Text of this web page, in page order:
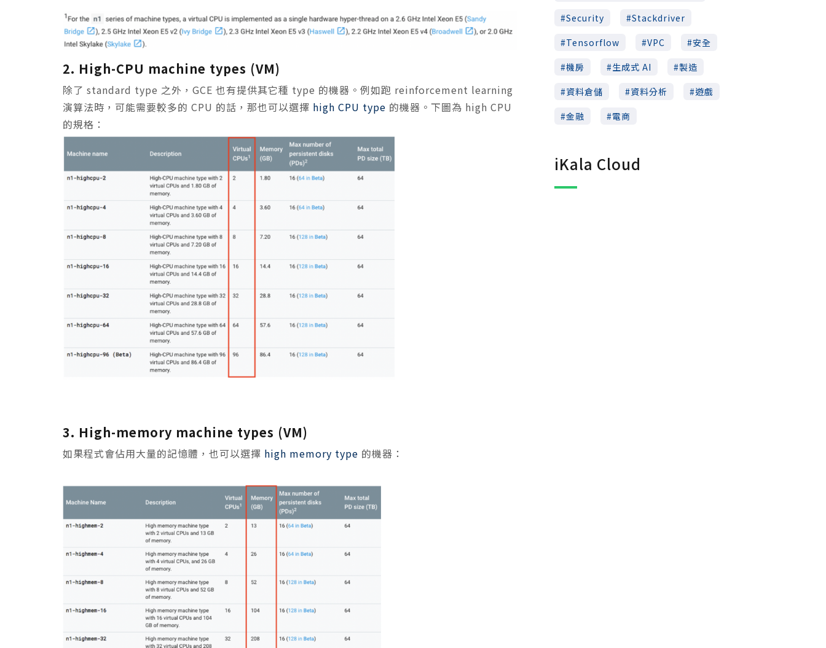
2. High-CPU machine types (VM)
除了 standard type 之外，GCE 也有提供其它種 type 的機器。例如跑 reinforcement learning
演算法時，可能需要較多的 CPU 的話，那也可以選擇 high CPU type 的機器。下圖為 high CPU
的規格：
3. High-memory machine types (VM)
如果程式會佔用大量的記憶體，也可以選擇 high memory type 的機器：
Security
Stackdriver
Tensorflow
VPC
安全
機房
生成式 AI
製造
資料倉儲
資料分析
遊戲
金融
電商
iKala Cloud